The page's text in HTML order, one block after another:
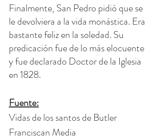
Finalmente, San Pedro pidió que se
le devolviera a la vida monástica. Era
bastante feliz en la soledad. Su
predicación fue de lo más elocuente
y fue declarado Doctor de la Iglesia
en 1828.
Fuente:
Vidas de los santos de Butler
Franciscan Media